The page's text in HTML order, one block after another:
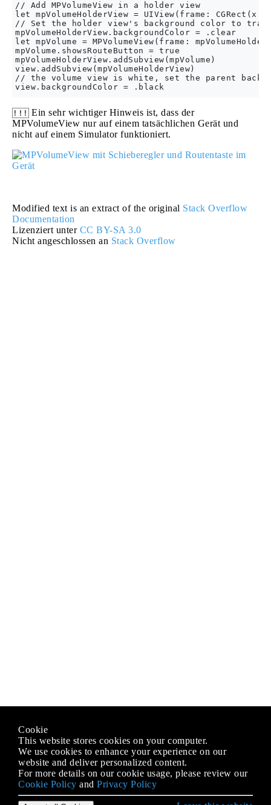
// Add MPVolumeView in a holder view
let mpVolumeHolderView = UIView(frame:
// Set the holder view's background color to
mpVolumeHolderView.backgroundColor = .clear
let mpVolume = MPVolumeView(frame:
mpVolume.showsRouteButton = true
mpVolumeHolderView.addSubview(mpVolume)
view.addSubview(mpVolumeHolderView)
// the volume view is white, set the parent
!!! Ein sehr wichtiger Hinweis ist, dass der
MPVolumeView nur auf einem tatsächlichen Gerät und
nicht auf einem Simulator funktioniert.
Modified text is an extract of the original Stack Overflow
Documentation
Lizenziert unter CC BY-SA 3.0
Nicht angeschlossen an Stack Overflow
Cookie
This website stores cookies on your computer.
We use cookies to enhance your experience on our
website and deliver personalized content.
For more details on our cookie usage, please review our
Cookie Policy and Privacy Policy